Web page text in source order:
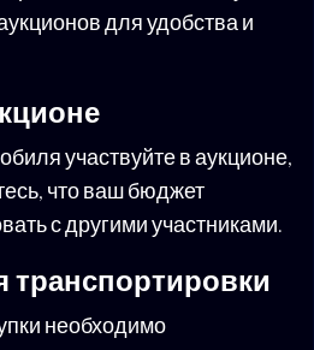
для удобства и
участвуйте в аукционе,
что ваш бюджет
с другими участниками.
транспортировки
необходимо